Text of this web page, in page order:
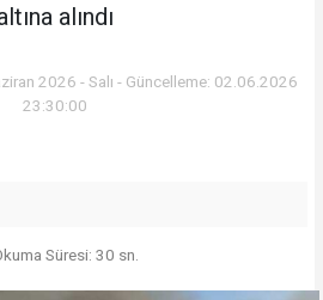
alındı
2026 - Salı - Güncelleme: 02.06.2026
23:30:00
Süresi: 30 sn.